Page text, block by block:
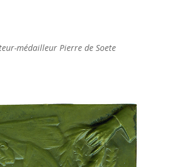
médailleur Pierre de Soete